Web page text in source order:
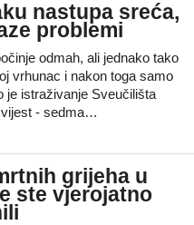
nastupa sreća,
problemi
odmah, ali jednako tako
vrhunac i nakon toga samo
je istraživanje Sveučilišta
vijest - sedma…
grijeha u
ste vjerojatno